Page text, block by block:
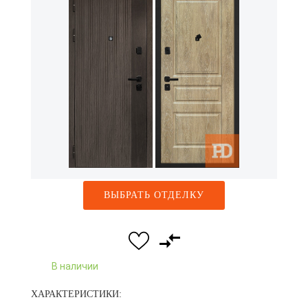
ВЫБРАТЬ ОТДЕЛКУ
В наличии
ХАРАКТЕРИСТИКИ: